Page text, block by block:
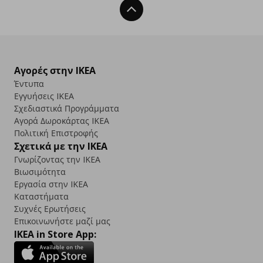
Back To Top
Αγορές στην IKEA
Έντυπα
Εγγυήσεις IKEA
Σχεδιαστικά Προγράμματα
Αγορά Δωρoκάρτας IKEA
Πολιτική Επιστροφής
Σχετικά με την IKEA
Γνωρίζοντας την IKEA
Βιωσιμότητα
Εργασία στην IKEA
Καταστήματα
Συχνές Ερωτήσεις
Επικοινωνήστε μαζί μας
IKEA in Store App: